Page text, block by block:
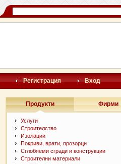
Регистрация Вход
Продукти Фирми
Услуги
Строителство
Изолации
Покриви, врати, прозорци
Сглобяеми сгради и конструкции
Строителни материали